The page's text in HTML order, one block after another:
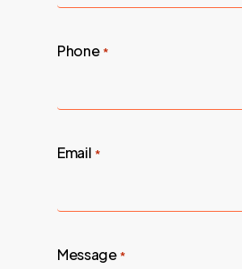
Phone *
Email *
Message *